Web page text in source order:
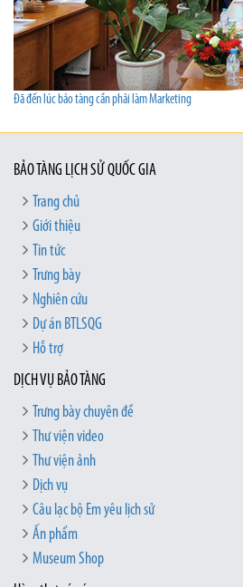
Đã đến lúc bảo tàng cần phải làm Marketing
BẢO TÀNG LỊCH SỬ QUỐC GIA
Trang chủ
Giới thiệu
Tin tức
Trưng bày
Nghiên cứu
Dự án BTLSQG
Hỗ trợ
DỊCH VỤ BẢO TÀNG
Trưng bày chuyên đề
Thư viện video
Thư viện ảnh
Dịch vụ
Câu lạc bộ Em yêu lịch sử
Ấn phẩm
Museum Shop